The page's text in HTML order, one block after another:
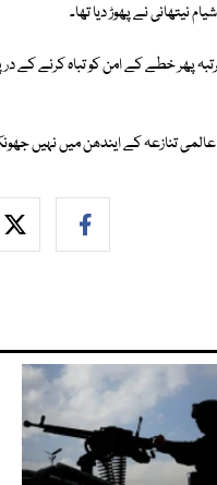
نیتھانی نے پھوڑ دیا تھا۔
پھر خطے کے امن کو تباہ کرنے کے
تنازعہ کے ایندھن میں نہیں